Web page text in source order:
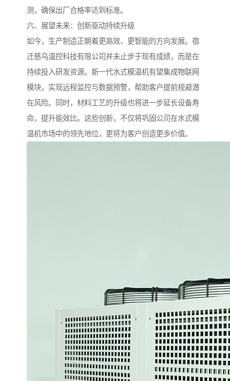
测，确保出厂合格率达到标准。
六、展望未来：创新驱动持续升级
如今，生产制造正朝着更高效、更智能的方向发展。宿
迁慈乌温控科技有限公司并未止步于现有成绩，而是在
持续投入研发资源。新一代水式模温机有望集成物联网
模块，实现远程监控与数据预警，帮助客户提前规避潜
在风险。同时，材料工艺的升级也将进一步延长设备寿
命，提升能效比。这些创新，不仅将巩固公司在水式模
温机市场中的领先地位，更将为客户创造更多价值。